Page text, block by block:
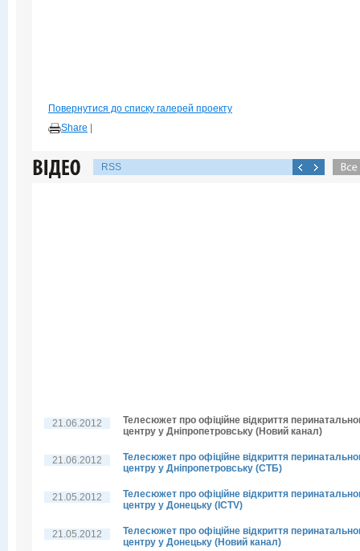
Повернутися до списку галерей проекту
Share
RSS
21.06.2012
Телесюжет про офіційне відкриття
центру у Дніпропетровську (Новий канал)
21.06.2012
Телесюжет про офіційне відкриття
центру у Дніпропетровську (СТБ)
21.05.2012
Телесюжет про офіційне відкриття
центру у Донецьку (ICTV)
21.05.2012
Телесюжет про офіційне відкриття
центру у Донецьку (Новий канал)